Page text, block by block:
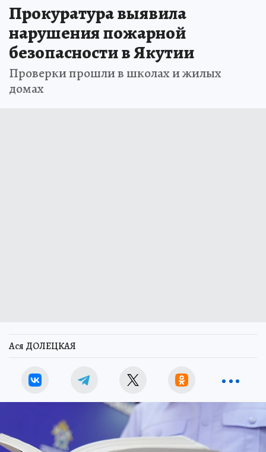
Прокуратура выявила
нарушения пожарной
безопасности в Якутии
Проверки прошли в школах и жилых
домах
Ася ДОЛЕЦКАЯ